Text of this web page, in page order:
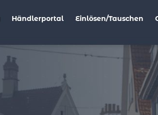
Händlerportal Einlösen/Tauschen